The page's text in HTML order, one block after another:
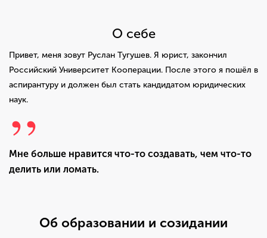
О себе
Привет, меня зовут Руслан Тугушев. Я юрист, закончил
Российский Университет Кооперации. После этого я пошёл в
аспирантуру и должен был стать кандидатом юридических
наук.
Мне больше нравится что-то создавать, чем что-то
делить или ломать.
Об образовании и созидании